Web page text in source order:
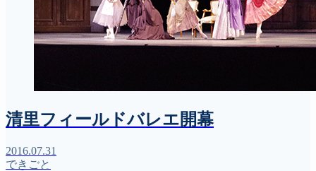
清里フィールドバレエ開幕
2016.07.31
できごと